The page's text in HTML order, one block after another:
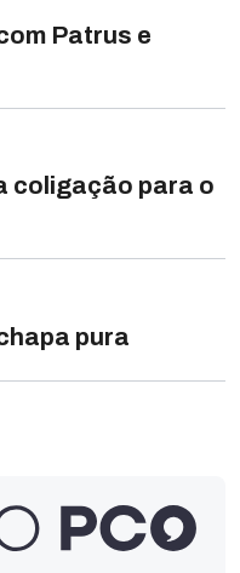
Patrus e
coligação para o
pura